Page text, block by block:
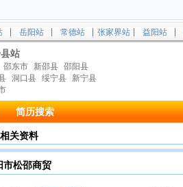
岳阳站 常德站 张家界站 益阳站
站
邵东市 新邵县 邵阳县
洞口县 绥宁县
新宁县
简历搜索
关资料
市松邵商贸